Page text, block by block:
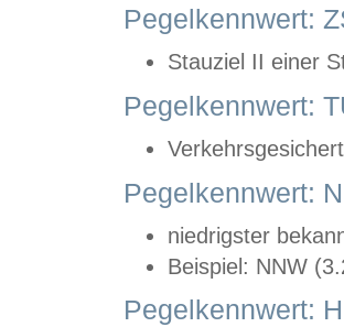
Pegelkennwert:
Stauziel II einer
Pegelkennwert:
Pegelkennwert:
niedrigster
Beispiel: NNW
Pegelkennwert: